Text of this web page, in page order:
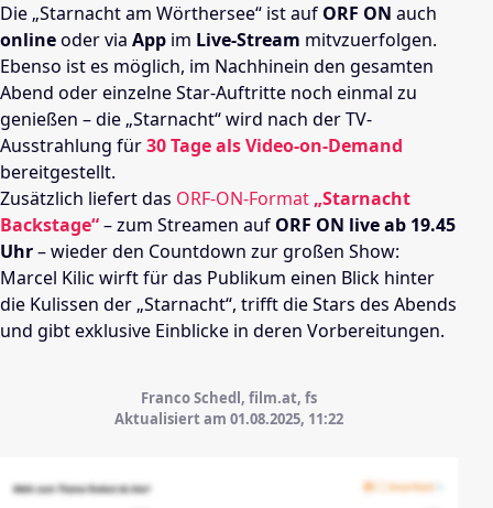
Die „Starnacht am Wörthersee“ ist auf ORF ON auch
onlineoder via App im Live-Stream mitvzuerfolgen.
Ebenso ist es möglich, im Nachhinein den gesamten
Abend oder einzelne Star-Auftritte noch einmal zu
genießen – die „Starnacht“ wird nach der TV-
Ausstrahlung für30 Tage als Video-on-Demand
bereitgestellt.
Zusätzlich liefert das ORF-ON-Format „Starnacht
Backstage“– zum Streamen auf ORF ON live ab 19.45
Uhr– wieder den Countdown zur großen Show:
Marcel Kilic wirft für das Publikum einen Blick hinter
die Kulissen der „Starnacht“, trifft die Stars des Abends
und gibt exklusive Einblicke in deren Vorbereitungen.
Franco Schedl, film.at, fs
Aktualisiert am 01.08.2025, 11:22